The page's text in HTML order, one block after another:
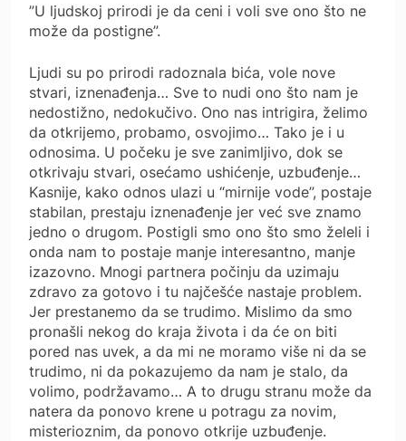
”U ljudskoj prirodi je da ceni i voli sve ono što ne
može da postigne”.
Ljudi su po prirodi radoznala bića, vole nove
stvari, iznenađenja… Sve to nudi ono što nam je
nedostižno, nedokučivo. Ono nas intrigira, želimo
da otkrijemo, probamo, osvojimo… Tako je i u
odnosima. U počeku je sve zanimljivo, dok se
otkrivaju stvari, osećamo ushićenje, uzbuđenje…
Kasnije, kako odnos ulazi u “mirnije vode”, postaje
stabilan, prestaju iznenađenje jer već sve znamo
jedno o drugom. Postigli smo ono što smo želeli i
onda nam to postaje manje interesantno, manje
izazovno. Mnogi partnera počinju da uzimaju
zdravo za gotovo i tu najčešće nastaje problem.
Jer prestanemo da se trudimo. Mislimo da smo
pronašli nekog do kraja života i da će on biti
pored nas uvek, a da mi ne moramo više ni da se
trudimo, ni da pokazujemo da nam je stalo, da
volimo, podržavamo… A to drugu stranu može da
natera da ponovo krene u potragu za novim,
misterioznim, da ponovo otkrije uzbuđenje.